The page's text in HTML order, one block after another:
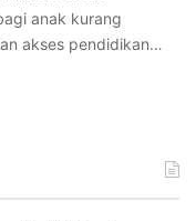
anak kurang
akses pendidikan…